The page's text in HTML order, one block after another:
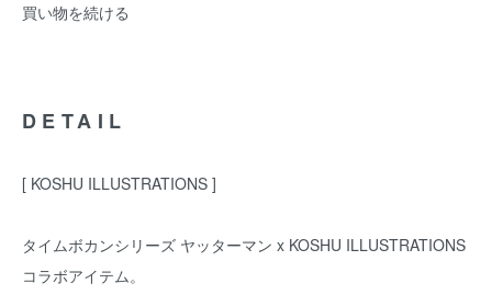
買い物を続ける
DETAIL
[ KOSHU ILLUSTRATIONS ]
タイムボカンシリーズ ヤッターマン x KOSHU ILLUSTRATIONS
コラボアイテム。